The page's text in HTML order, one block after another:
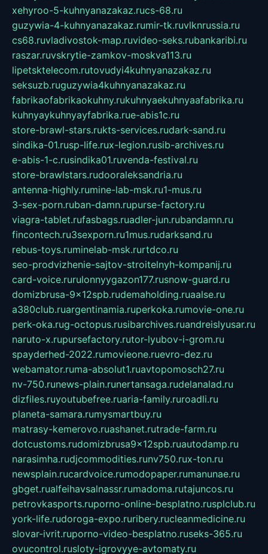
xehyroo-5-kuhnyanazakaz.rucs-68.ru
guzywia-4-kuhnyanazakaz.rumir-tk.ruvlknrussia.ru
cs68.ruvladivostok-map.ruvideo-seks.rubankaribi.ru
raszar.ruvskrytie-zamkov-moskva113.ru
lipetsktelecom.rutovudyi4kuhnyanazakaz.ru
seksuzb.ruguzywia4kuhnyanazakaz.ru
fabrikaofabrikaokuhny.rukuhnyaekuhnyaafabrika.ru
kuhnyaykuhnyayfabrika.rue-abis1c.ru
store-brawl-stars.rukts-services.rudark-sand.ru
sindika-01.rusp-life.rux-legion.rusib-archives.ru
e-abis-1-c.rusindika01.ruvenda-festival.ru
store-brawlstars.rudooraleksandria.ru
antenna-highly.rumine-lab-msk.ru1-mus.ru
3-sex-porn.ruban-damn.rupurse-factory.ru
viagra-tablet.rufasbags.ruadler-jun.rubandamn.ru
fincontech.ru3sexporn.ru1mus.rudarksand.ru
rebus-toys.ruminelab-msk.rurtdco.ru
seo-prodvizhenie-sajtov-stroitelnyh-kompanij.ru
card-voice.rurulonnyygazon177.rusnow-guard.ru
domizbrusa-9x12spb.rudemaholding.ruaalse.ru
a380club.ruargentinamia.ruperkoka.rumovie-one.ru
perk-oka.rug-octopus.rusibarchives.ruandreislyusar.ru
naruto-x.rupursefactory.rutor-lyubov-i-grom.ru
spayderhed-2022.rumovieone.ruevro-dez.ru
webamator.ruma-absolut1.ruavtopomosch27.ru
nv-750.runews-plain.runertansaga.rudelanalad.ru
dizfiles.ruyoutubefree.ruaria-family.ruroadli.ru
planeta-samara.rumysmartbuy.ru
matrasy-kemerovo.ruashanet.rutrade-farm.ru
dotcustoms.rudomizbrusa9x12spb.ruautodamp.ru
narasimha.rudjcommodities.runv750.rux-ton.ru
newsplain.rucardvoice.rumodopaper.rumanunae.ru
gbget.rualfeihavsalnassr.rumadoma.rutajuncos.ru
petrovkasports.ruporno-online-besplatno.rusplclub.ru
york-life.rudoroga-expo.ruribery.rucleanmedicine.ru
slovar-ivrit.ruporno-video-besplatno.ruseks-365.ru
ovucontrol.rusloty-igrovyye-avtomaty.ru